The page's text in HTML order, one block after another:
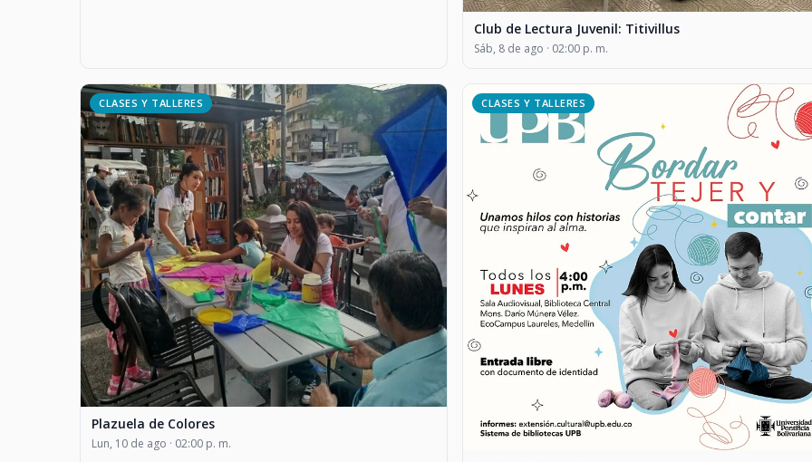
Club de Lectura Juvenil: Titivillus
Sáb, 8 de ago · 02:00 p. m.
CLASES Y TALLERES
Plazuela de Colores
Lun, 10 de ago · 02:00 p. m.
CLASES Y TALLERES